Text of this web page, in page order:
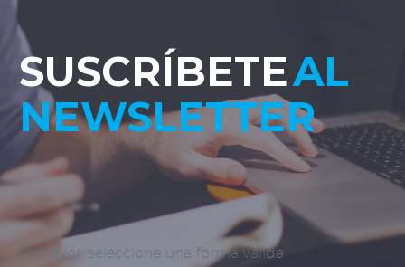
SUSCRÍBETEAL
NEWSLETTER
Por favor, seleccione una forma válida